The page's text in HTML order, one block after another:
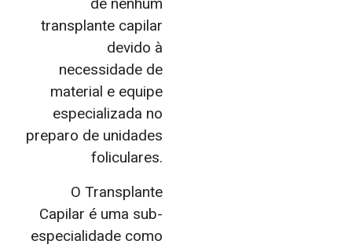
transplante capilar
devido à
necessidade de
material e equipe
especializada no
preparo de unidades
foliculares.
O Transplante
Capilar é uma sub-
especialidade como